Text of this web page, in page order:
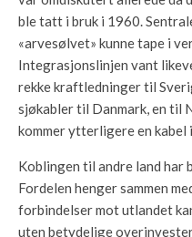
ble tatt i bruk i 1960.
«arvesølvet» kunne tape i
Integrasjonslinjen vant
rekke kraftledninger til
sjøkabler til Danmark, en til
kommer ytterligere en
Koblingen til andre land har
Fordelen henger sammen
forbindelser mot utlandet
uten betydelige